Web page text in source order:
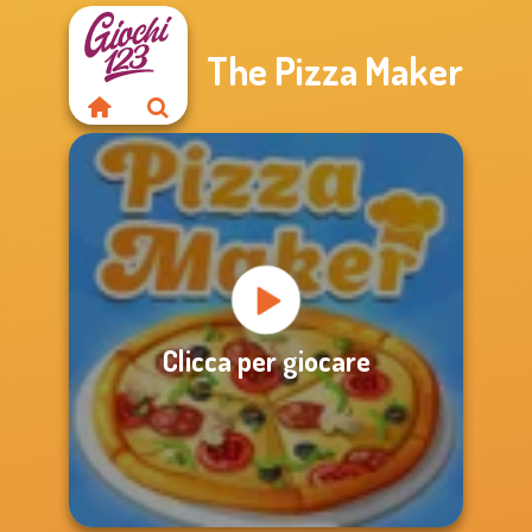
The Pizza Maker
Clicca per giocare